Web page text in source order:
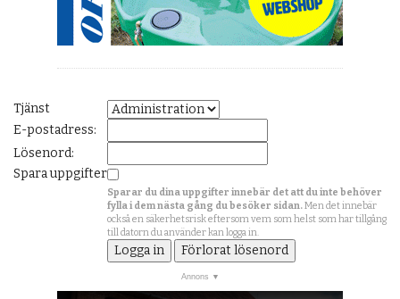
Tjänst
E-postadress:
Lösenord:
Spara uppgifter
Sparar du dina uppgifter innebär det att du inte behöver
fylla i dem nästa gång du besöker sidan.Men det innebär
också en säkerhetsrisk eftersom vem som helst som har tillgång
till datorn du använder kan logga in.